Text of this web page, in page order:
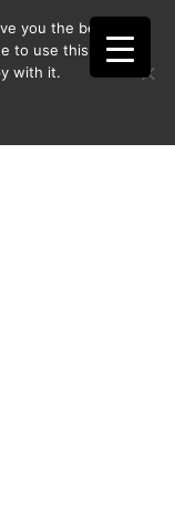
you the best
to use this site we
with it.